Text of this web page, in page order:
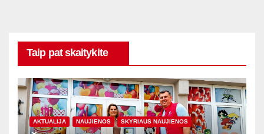
Taip pat skaitykite
AKTUALIJA NAUJIENOS SKYRIAUS NAUJIENOS